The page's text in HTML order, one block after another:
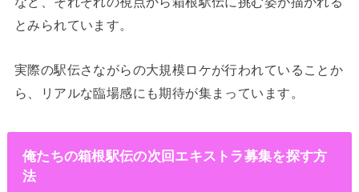
とみられています。
実際の駅伝さながらの大規模ロケが行われていることか
ら、リアルな臨場感にも期待が集まっています。
俺たちの箱根駅伝の次回エキストラ募集を探す方
法